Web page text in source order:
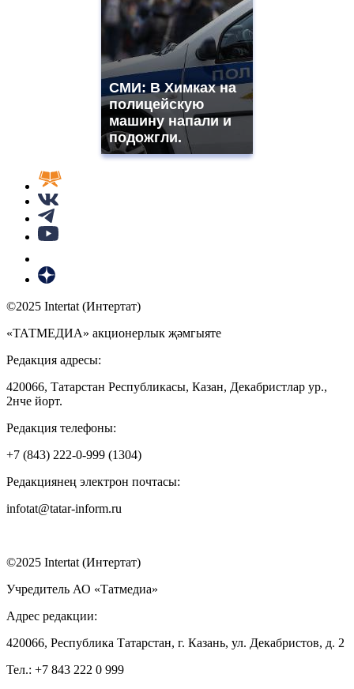
СМИ: В Химках на
полицейскую
машину напали и
подожгли.
©2025 Intertat (Интертат)
«ТАТМЕДИА» акционерлык җәмгыяте
Редакция адресы:
420066, Татарстан Республикасы, Казан, Декабристлар ур.,
2нче йорт.
Редакция телефоны:
+7 (843) 222-0-999 (1304)
Редакциянең электрон почтасы:
infotat@tatar-inform.ru
©2025 Intertat (Интертат)
Учредитель АО «Татмедиа»
Адрес редакции:
420066, Республика Татарстан, г. Казань, ул. Декабристов, д. 2
Тел.: +7 843 222 0 999